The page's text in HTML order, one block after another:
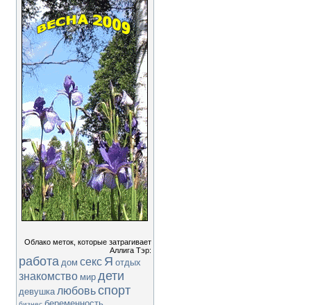
Облако меток, которые затрагивает
Аллига Тэр:
работа дом секс Я отдых
знакомство мир дети
девушка любовь спорт